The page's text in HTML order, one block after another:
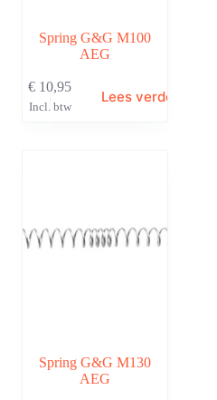
Spring G&G M100
AEG
€ 10,95
Incl. btw
Lees verder
Spring G&G M130
AEG